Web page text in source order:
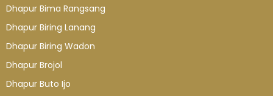
Dhapur Bima Rangsang
Dhapur Biring Lanang
Dhapur Biring Wadon
Dhapur Brojol
Dhapur Buto Ijo